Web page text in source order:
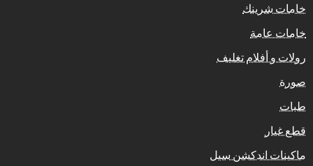
خامات شرينك
خامات عامة
رولات و أفلام تغليف
صورة
طبات
قطع غيار
ماكينات اندكشن سيل